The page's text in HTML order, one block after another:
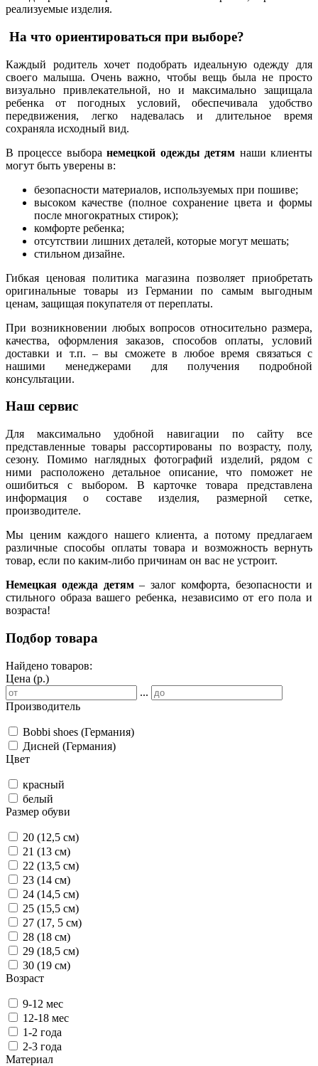
реализуемые изделия.
На что ориентироваться при выборе?
Каждый родитель хочет подобрать идеальную одежду для
своего малыша. Очень важно, чтобы вещь была не просто
визуально привлекательной, но и максимально защищала
ребенка от погодных условий, обеспечивала удобство
передвижения, легко надевалась и длительное время
сохраняла исходный вид.
В процессе выборанемецкой одежды детям наши клиенты
могут быть уверены в:
безопасности материалов, используемых при пошиве;
высоком качестве (полное сохранение цвета и формы
после многократных стирок);
комфорте ребенка;
отсутствии лишних деталей, которые могут мешать;
стильном дизайне.
Гибкая ценовая политика магазина позволяет приобретать
оригинальные товары из Германии по самым выгодным
ценам, защищая покупателя от переплаты.
При возникновении любых вопросов относительно размера,
качества, оформления заказов, способов оплаты, условий
доставки и т.п. – вы сможете в любое время связаться с
нашими менеджерами для получения подробной
консультации.
Наш сервис
Для максимально удобной навигации по сайту все
представленные товары рассортированы по возрасту, полу,
сезону. Помимо наглядных фотографий изделий, рядом с
ними расположено детальное описание, что поможет не
ошибиться с выбором. В карточке товара представлена
информация о составе изделия, размерной сетке,
производителе.
Мы ценим каждого нашего клиента, а потому предлагаем
различные способы оплаты товара и возможность вернуть
товар, если по каким-либо причинам он вас не устроит.
Немецкая одежда детям– залог комфорта, безопасности и
стильного образа вашего ребенка, независимо от его пола и
возраста!
Подбор товара
Найдено товаров:
Цена (р.)
...
Производитель
Bobbi shoes (Германия)
Дисней (Германия)
Цвет
красный
белый
Размер обуви
20 (12,5 см)
21 (13 см)
22 (13,5 см)
23 (14 см)
24 (14,5 см)
25 (15,5 см)
27 (17, 5 см)
28 (18 см)
29 (18,5 см)
30 (19 см)
Возраст
9-12 мес
12-18 мес
1-2 года
2-3 года
Материал